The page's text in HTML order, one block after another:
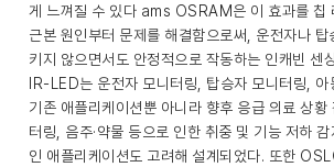
게 느껴질 수 있다 ams OSRAM은 이 효과를 칩
근본 원인부터 문제를 해결함으로써, 운전자나 탑
키지 않으면서도 안정적으로 작동하는 인캐빈 센
IR-LED는 운전자 모니터링, 탑승자 모니터링,
기존 애플리케이션뿐 아니라 향후 응급 의료 상황
터링, 음주·약물 등으로 인한 취중 및 기능 저하
인 애플리케이션도 고려해 설계되었다. 또한